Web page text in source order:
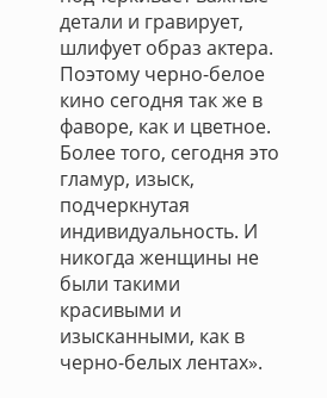
детали и гравирует,
шлифует образ актера.
Поэтому черно-белое
кино сегодня так же в
фаворе, как и цветное.
Более того, сегодня это
гламур, изыск,
подчеркнутая
индивидуальность. И
никогда женщины не
были такими
красивыми и
изысканными, как в
черно-белых лентах».